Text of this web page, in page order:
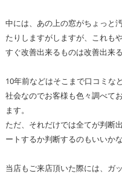
中には、あの上の窓がちょっと
たりしますがしますが、これも
すぐ改善出来るものは改善出来
10年前などはそこまで口コミな
社会なのでお客様も色々調べて
ます。
ただ、それだけでは全てが判断
ートするか判断するのもいいか
当店もご来店頂いた際には、ガ